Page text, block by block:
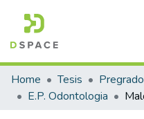
Communities & Collections
All of DSpace
Home Tesis Pregrado
E.P. Odontologia